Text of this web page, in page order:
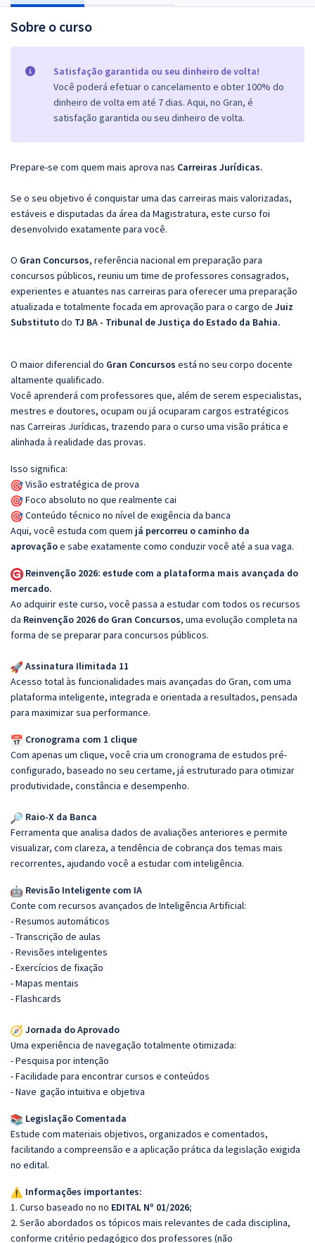
Sobre o curso
Satisfação garantida ou seu dinheiro de volta!
Você poderá efetuar o cancelamento e obter 100% do
dinheiro de volta em até 7 dias. Aqui, no Gran, é
satisfação garantida ou seu dinheiro de volta.
Prepare-se com quem mais aprova nas Carreiras Jurídicas.
Se o seu objetivo é conquistar uma das carreiras mais valorizadas,
estáveis e disputadas da área da Magistratura, este curso foi
desenvolvido exatamente para você.
O Gran Concursos, referência nacional em preparação para
concursos públicos, reuniu um time de professores consagrados,
experientes e atuantes nas carreiras para oferecer uma preparação
atualizada e totalmente focada em aprovação para o cargo de Juiz
Substitutodo TJ BA - Tribunal de Justiça do Estado da Bahia.
O maior diferencial do Gran Concursos está no seu corpo docente
altamente qualificado.
Você aprenderá com professores que, além de serem especialistas,
mestres e doutores, ocupam ou já ocuparam cargos estratégicos
nas Carreiras Jurídicas, trazendo para o curso uma visão prática e
alinhada à realidade das provas.
Isso significa:
Visão estratégica de prova
Foco absoluto no que realmente cai
Conteúdo técnico no nível de exigência da banca
Aqui, você estuda com quem já percorreu o caminho da
aprovaçãoe sabe exatamente como conduzir você até a sua vaga.
Reinvenção 2026: estude com a plataforma mais avançada do
mercado.
Ao adquirir este curso, você passa a estudar com todos os recursos
da Reinvenção 2026 do Gran Concursos, uma evolução completa na
forma de se preparar para concursos públicos.
Assinatura Ilimitada 11
Acesso total às funcionalidades mais avançadas do Gran, com uma
plataforma inteligente, integrada e orientada a resultados, pensada
para maximizar sua performance.
Cronograma com 1 clique
Com apenas um clique, você cria um cronograma de estudos pré-
configurado, baseado no seu certame, já estruturado para otimizar
produtividade, constância e desempenho.
Raio-X da Banca
Ferramenta que analisa dados de avaliações anteriores e permite
visualizar, com clareza, a tendência de cobrança dos temas mais
recorrentes, ajudando você a estudar com inteligência.
Revisão Inteligente com IA
Conte com recursos avançados de Inteligência Artificial:
- Resumos automáticos
- Transcrição de aulas
- Revisões inteligentes
- Exercícios de fixação
- Mapas mentais
- Flashcards
Jornada do Aprovado
Uma experiência de navegação totalmente otimizada:
- Pesquisa por intenção
- Facilidade para encontrar cursos e conteúdos
- Nave gação intuitiva e objetiva
Legislação Comentada
Estude com materiais objetivos, organizados e comentados,
facilitando a compreensão e a aplicação prática da legislação exigida
no edital.
Informações importantes:
1. Curso baseado no no EDITAL Nº 01/2026;
2. Serão abordados os tópicos mais relevantes de cada disciplina,
conforme critério pedagógico dos professores (não